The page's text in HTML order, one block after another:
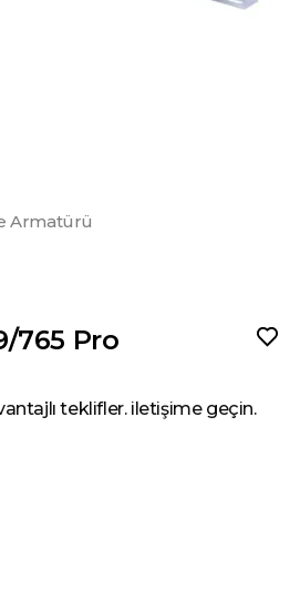
Armatürü
765 Pro
teklifler. iletişime geçin.